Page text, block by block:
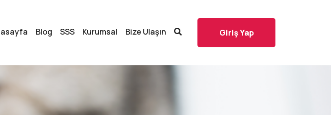
Giriş Yap
Blog SSS Kurumsal Bize Ulaşın